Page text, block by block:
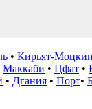
• Кирьят-Моцкин
Маккаби • Цфат •
• Дгания • Порт•